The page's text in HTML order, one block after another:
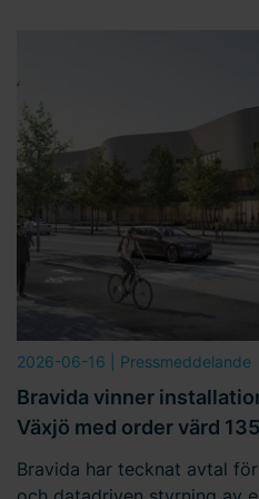
2026-06-16 | Pressmeddelande
Bravida vinner
Växjö med order värd
Bravida har tecknat avtal